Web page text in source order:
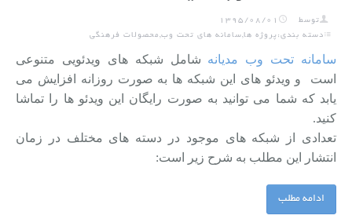
توسط
1395/08/01
دسته بندی:پروژه ها,سامانه های تحت وب,محصولات فرهنگی
سامانه تحت وب مدیانه شامل شبکه های ویدئویی متنوعی
است و ویدئو های این شبکه ها به صورت روزانه افزایش می
یابد که شما می توانید به صورت رایگان این ویدئو ها را تماشا
کنید.
تعدادی از شبکه های موجود در دسته های مختلف در زمان
انتشار این مطلب به شرح زیر است:
ادامه مطلب